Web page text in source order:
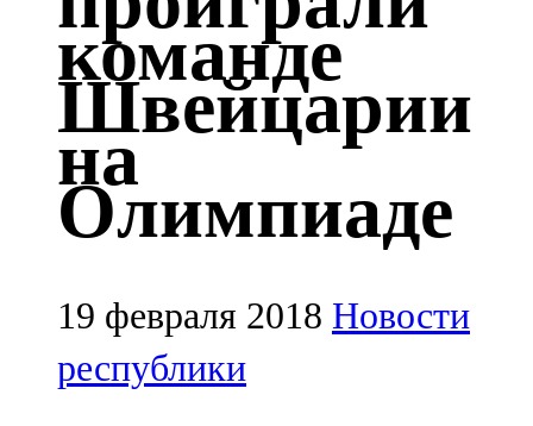
Кайбыч
106,1 FM
Кама тамагы
71,51 FM
Кукмара
107,9 FM
Лениногорский
102,1 FM
команде
Швейцарии
на
Олимпиаде
19 февраля 2018 Новости
республики